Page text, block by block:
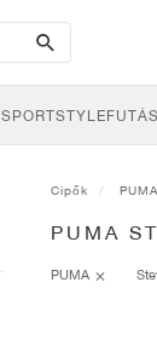
search-
btn
SPORTSTYLEFUTÁS
Cipők PUMA
PUMA
PUMA